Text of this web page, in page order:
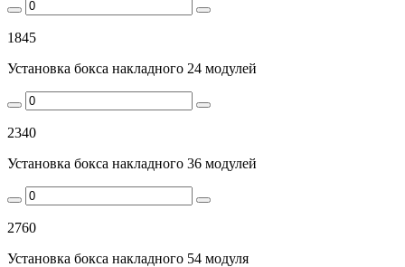
1845
Установка бокса накладного 24 модулей
2340
Установка бокса накладного 36 модулей
2760
Установка бокса накладного 54 модуля